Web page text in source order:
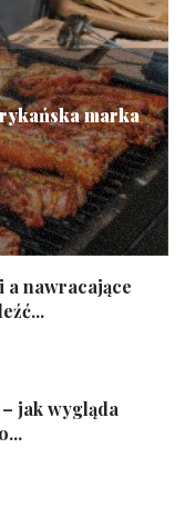
marka
a nawracające
jak wygląda